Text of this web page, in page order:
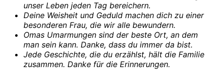
unser Leben jeden Tag bereichern.
Deine Weisheit und Geduld machen dich zu einer
besonderen Frau, die wir alle bewundern.
Omas Umarmungen sind der beste Ort, an dem
man sein kann. Danke, dass du immer da bist.
Jede Geschichte, die du erzählst, hält die Familie
zusammen. Danke für die Erinnerungen.